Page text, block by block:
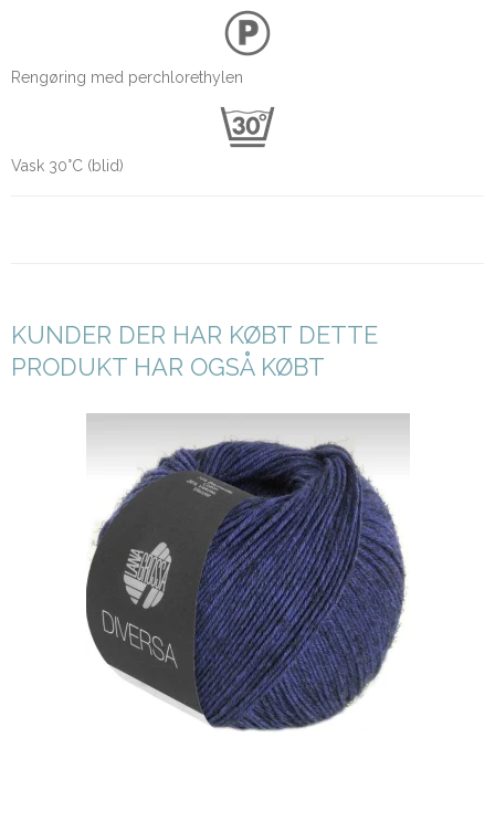
Rengøring med perchlorethylen
Vask 30°C (blid)
KUNDER DER HAR KØBT DETTE
PRODUKT HAR OGSÅ KØBT